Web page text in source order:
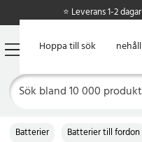
Hoppa till huvudinnehåll
Hoppa till sök
⭐ Leverans 1-2 dagar
Batterier Batterier till fordon